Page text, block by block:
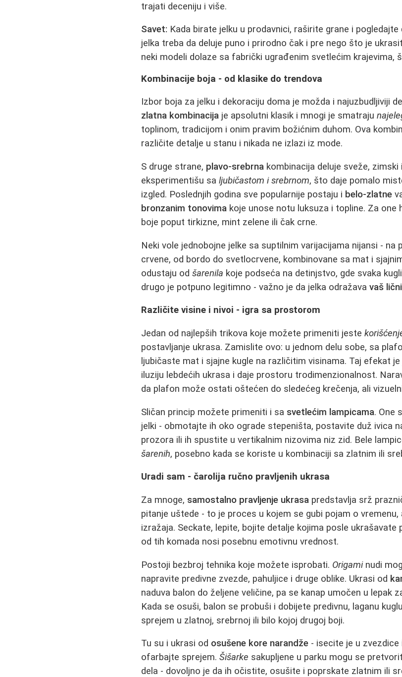
trajati deceniju i više.
Savet: Kada birate jelku u prodavnici, raširite grane i
jelka treba da deluje puno i prirodno čak i pre nego što je
neki modeli dolaze sa fabrički ugrađenim svetlećim krajevima,
Kombinacije boja - od klasike do trendova
Izbor boja za jelku i dekoraciju doma je možda i najuzbudljiviji
zlatna kombinacija je apsolutni klasik i mnogi je smatraju
toplinom, tradicijom i onim pravim božićnim duhom. Ova
različite detalje u stanu i nikada ne izlazi iz mode.
S druge strane, plavo-srebrna kombinacija deluje sveže,
eksperimentišu saljubičastom i srebrnom, što daje pomalo
izgled. Poslednjih godina sve popularnije postaju i belo-zlatne
bronzanim tonovima koje unose notu luksuza i topline. Za one
boje poput tirkizne, mint zelene ili čak crne.
Neki vole jednobojne jelke sa suptilnim varijacijama nijansi - na
crvene, od bordo do svetlocrvene, kombinovane sa mat i
odustaju odšarenila koje podseća na detinjstvo, gde svaka
drugo je potpuno legitimno - važno je da jelka odražavavaš
Različite visine i nivoi - igra sa prostorom
Jedan od najlepših trikova koje možete primeniti jeste
postavljanje ukrasa. Zamislite ovo: u jednom delu sobe, sa
ljubičaste mat i sjajne kugle na različitim visinama. Taj efekat
iluziju lebdećih ukrasa i daje prostoru trodimenzionalnost.
da plafon može ostati oštećen do sledećeg krečenja, ali
Sličan princip možete primeniti i sa svetlećim lampicama. One
jelki - obmotajte ih oko ograde stepeništa, postavite duž ivica
prozora ili ih spustite u vertikalnim nizovima niz zid. Bele
šarenih, posebno kada se koriste u kombinaciji sa zlatnim ili
Uradi sam - čarolija ručno pravljenih ukrasa
Za mnoge, samostalno pravljenje ukrasa predstavlja srž
pitanje uštede - to je proces u kojem se gubi pojam o
izražaja. Seckate, lepite, bojite detalje kojima posle ukrašavate
od tih komada nosi posebnu emotivnu vrednost.
Postoji bezbroj tehnika koje možete isprobati. Origaminudi
napravite predivne zvezde, pahuljice i druge oblike. Ukrasi od
naduva balon do željene veličine, pa se kanap umočen u lepak
Kada se osuši, balon se probuši i dobijete predivnu, laganu
sprejem u zlatnoj, srebrnoj ili bilo kojoj drugoj boji.
Tu su i ukrasi od osušene kore narandže - isecite je u
ofarbajte sprejem.Šišarke sakupljene u parku mogu se
dela - dovoljno je da ih očistite, osušite i poprskate zlatnim ili